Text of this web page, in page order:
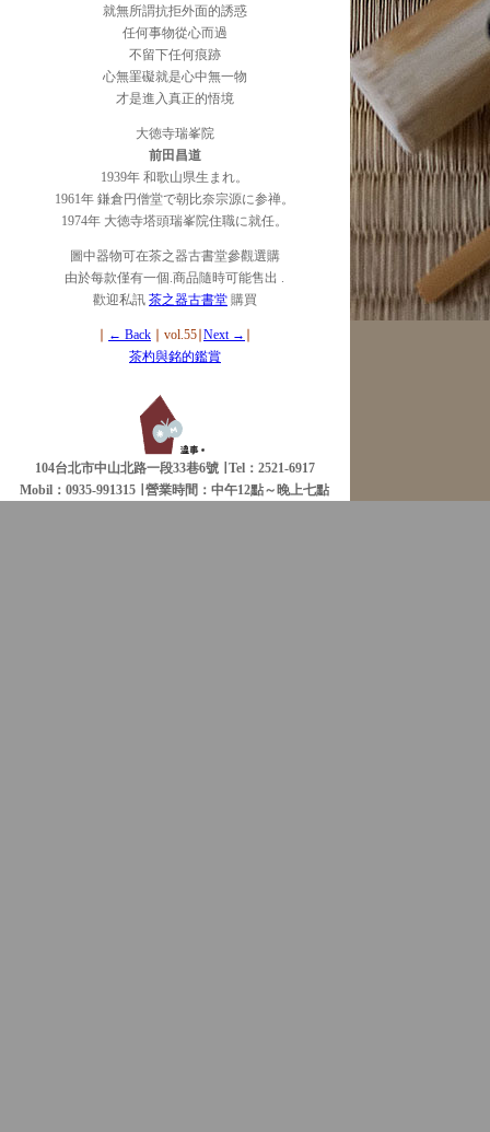
就無所謂抗拒外面的誘惑
任何事物從心而過
不留下任何痕跡
心無罣礙就是心中無一物
才是進入真正的悟境
大徳寺瑞峯院
前田昌道
1939年 和歌山県生まれ。
1961年 鎌倉円僧堂で朝比奈宗源に参禅。
1974年 大徳寺塔頭瑞峯院住職に就任。
圖中器物可在茶之器古書堂參觀選購
由於每款僅有一個.商品隨時可能售出 .
歡迎私訊 茶之器古書堂 購買
← Back ∣ vol.55∣ Next →
茶杓與銘的鑑賞
104台北市中山北路一段33巷6號 ∣ Tel：2521-6917
Mobil：0935-991315 ∣
營業時間：中午12點～晚上七點